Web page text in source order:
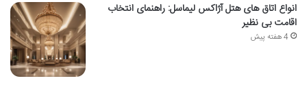
انواع اتاق های هتل آژاکس لیماسل: راهنمای انتخاب
اقامت بی نظیر
4 هفته پیش